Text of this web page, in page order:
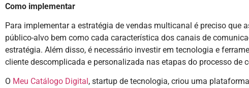
Como implementar
Para implementar a estratégia de vendas multicanal é preciso que
público-alvo bem como cada característica dos canais de
estratégia. Além disso, é necessário investir em tecnologia e
cliente descomplicada e personalizada nas etapas do processo de
O Meu Catálogo Digital , startup de tecnologia, criou uma